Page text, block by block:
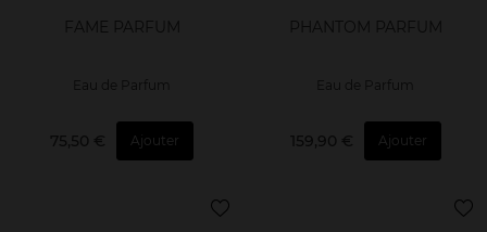
FAME PARFUM
Eau de Parfum
75,50 € Ajouter
PHANTOM PARFUM
Eau de Parfum
159,90 € Ajouter